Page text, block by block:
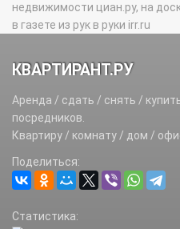
недвижимости циан.ру, на
в газете из рук в руки irr.ru
КВАРТИРАНТ.РУ
Аренда / сдать / снять /
посредников.
Квартиру / комнату / дом /
Поделиться:
Статистика: